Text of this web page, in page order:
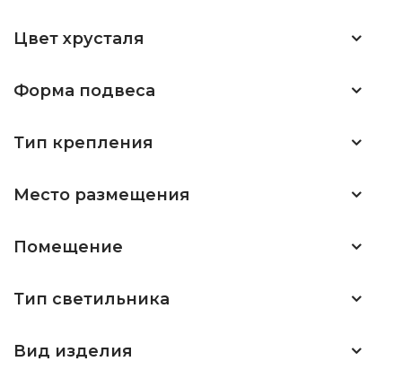
Цвет хрусталя
Форма подвеса
Тип крепления
Место размещения
Помещение
Тип светильника
Вид изделия